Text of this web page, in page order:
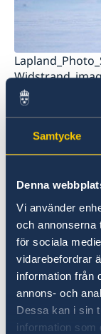
Samtycke
Denna
Vi använder
och annonserna
för sociala
vidarebefordrar
information från
annons- och
Dessa kan i sin
information som
스웨덴의 수도
수식어가 말해
또한 패션과,
미국잡지 뉴스
표현했다.
스웨덴은 6월
전통문화 축제
있는 곳이기도
라 극단을 보
닝홀름 궁정극
페라를 경험할
주목할만한 예